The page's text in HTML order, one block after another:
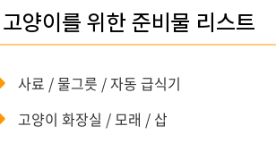
양이를 위한 준비물 리스트
사료 / 물그릇 / 자동 급식기
고양이 화장실 / 모래 / 삽